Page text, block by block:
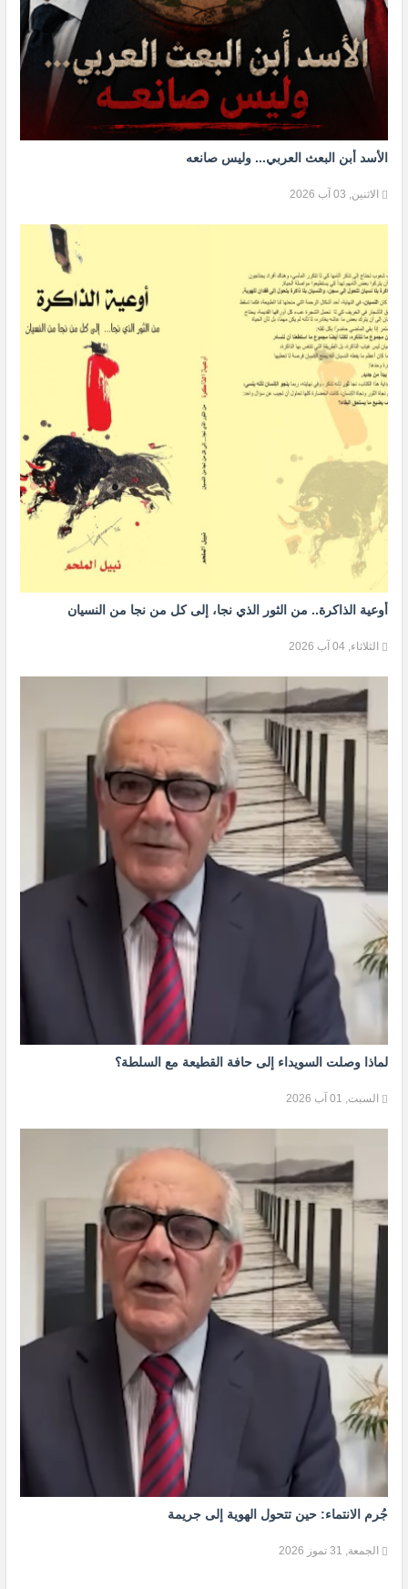
الأسد أبن البعث العربي... وليس صانعه
الاثنين, 03 آب 2026
أوعية الذاكرة.. من الثور الذي نجا، إلى كل من نجا من النسيان
الثلاثاء, 04 آب 2026
لماذا وصلت السويداء إلى حافة القطيعة مع السلطة؟
السبت, 01 آب 2026
جُرم الانتماء: حين تتحول الهوية إلى جريمة
الجمعة, 31 تموز 2026